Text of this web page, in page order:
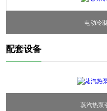
电动冷
配套设备
蒸汽热泵